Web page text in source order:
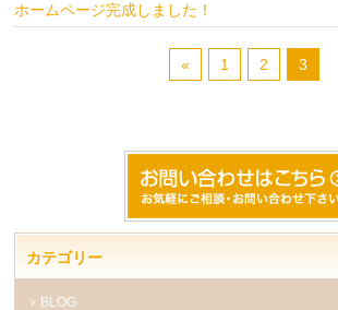
ホームページ完成しました！
« 1 2 3
カテゴリー
BLOG